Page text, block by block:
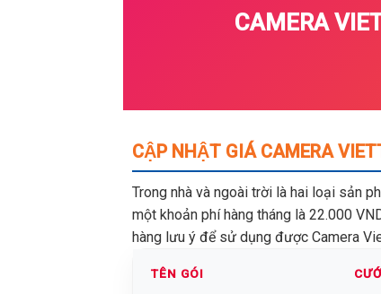
CAMERA
CẬP NHẬT GIÁ CAMERA
Trong nhà và ngoài trời là hai loại sản
một khoản phí hàng tháng là 22.000
hàng lưu ý để sử dụng được Camera
TÊN GÓI